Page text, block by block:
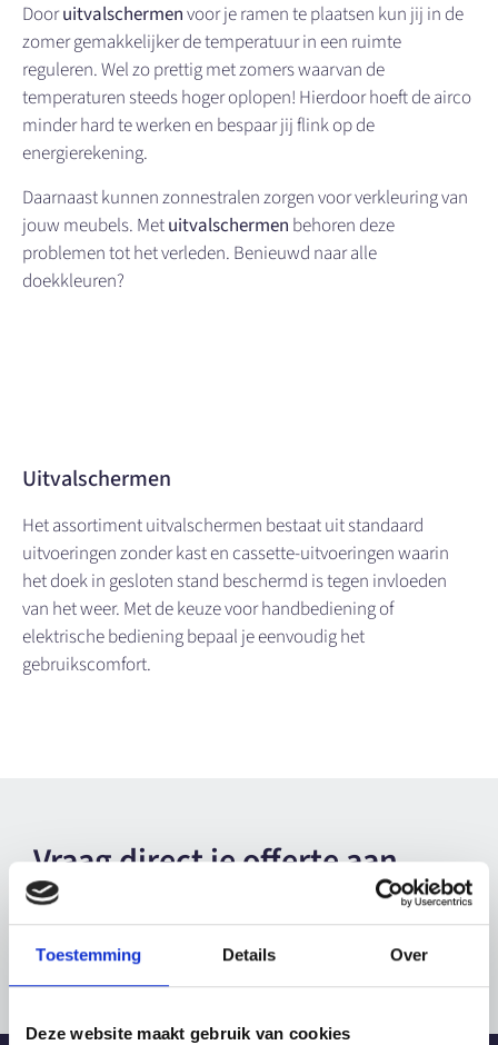
Toestemming Details Over
Deze website maakt gebruik van cookies
Dooruitvalschermenvoor je ramen te plaatsen kun jij in de
zomer gemakkelijker de temperatuur in een ruimte
reguleren. Wel zo prettig met zomers waarvan de
temperaturen steeds hoger oplopen! Hierdoor hoeft de airco
minder hard te werken en bespaar jij flink op de
energierekening.
Daarnaast kunnen zonnestralen zorgen voor verkleuring van
jouw meubels. Metuitvalschermen behoren deze
problemen tot het verleden. Benieuwd naar alle
doekkleuren?
Uitvalschermen
Het assortiment uitvalschermen bestaat uit standaard
uitvoeringen zonder kast en cassette-uitvoeringen waarin
het doek in gesloten stand beschermd is tegen invloeden
van het weer. Met de keuze voor handbediening of
elektrische bediening bepaal je eenvoudig het
gebruikscomfort.
Vraag direct je offerte aan
voor jouw
uitvalschermen